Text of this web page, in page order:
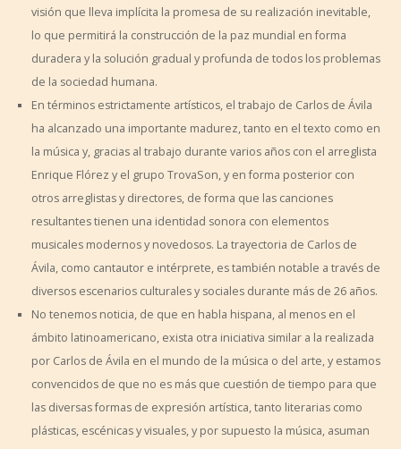
visión que lleva implícita la promesa de su realización inevitable,
lo que permitirá la construcción de la paz mundial en forma
duradera y la solución gradual y profunda de todos los problemas
de la sociedad humana.
En términos estrictamente artísticos, el trabajo de Carlos de Ávila
ha alcanzado una importante madurez, tanto en el texto como en
la música y, gracias al trabajo durante varios años con el arreglista
Enrique Flórez y el grupo TrovaSon, y en forma posterior con
otros arreglistas y directores, de forma que las canciones
resultantes tienen una identidad sonora con elementos
musicales modernos y novedosos. La trayectoria de Carlos de
Ávila, como cantautor e intérprete, es también notable a través de
diversos escenarios culturales y sociales durante más de 26 años.
No tenemos noticia, de que en habla hispana, al menos en el
ámbito latinoamericano, exista otra iniciativa similar a la realizada
por Carlos de Ávila en el mundo de la música o del arte, y estamos
convencidos de que no es más que cuestión de tiempo para que
las diversas formas de expresión artística, tanto literarias como
plásticas, escénicas y visuales, y por supuesto la música, asuman